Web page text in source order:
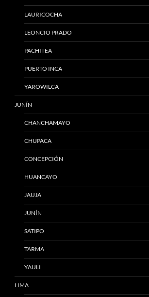
LAURICOCHA
LEONCIO PRADO
PACHITEA
PUERTO INCA
YAROWILCA
JUNÍN
CHANCHAMAYO
CHUPACA
CONCEPCIÓN
HUANCAYO
JAUJA
JUNÍN
SATIPO
TARMA
YAULI
LIMA